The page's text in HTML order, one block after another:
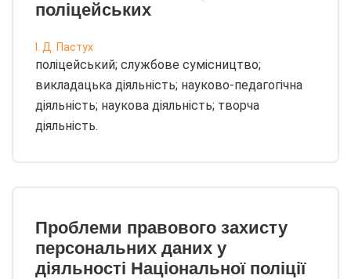
поліцейських
І. Д. Пастух
поліцейський; службове сумісництво;
викладацька діяльність; науково-педагогічна
діяльність; наукова діяльність; творча
діяльність.
Проблеми правового захисту
персональних даних у
діяльності Національної поліції